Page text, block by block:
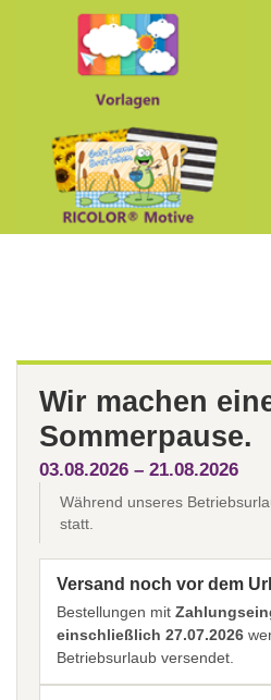
Wir machen
Sommerpause.
03.08.2026 – 21.08.2026
Während unseres
statt.
Versand noch vor dem
Bestellungen mit
einschließlich 27.07.2026
Betriebsurlaub versendet.